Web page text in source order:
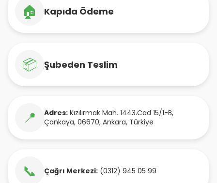
🏠 Kapıda Ödeme
📦 Şubeden Teslim
📍 Adres: Kızılırmak Mah. 1443.Cad 15/1-B,
Çankaya, 06670, Ankara, Türkiye
📞 Çağrı Merkezi: (0312) 945 05 99